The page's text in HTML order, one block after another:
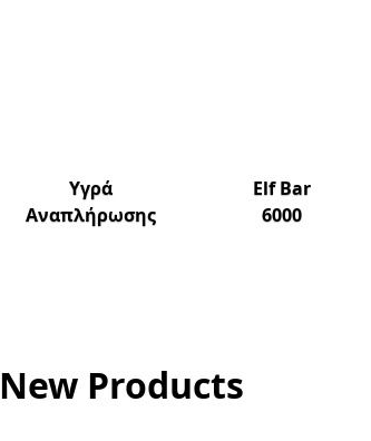
Υγρά
Αναπλήρωσης
Elf Bar
6000
New Products